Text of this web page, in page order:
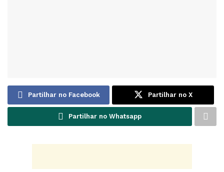
Partilhar no Facebook Partilhar no X
Partilhar no Whatsapp